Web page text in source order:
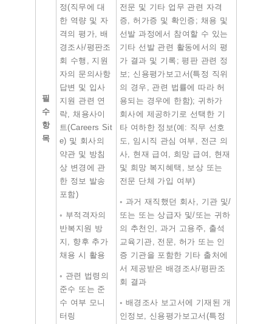
필
수
항
목
정(직무에 대
한 역량 및 자
격의 평가, 배
경조사/평판조
회 수행, 지원
자의 문의사항
답변 및 입사
지원 관련 연
락, 채용사이
트(Careers Sit
e) 및 회사의
약관 및 방침
상 변경에 관
한 정보 발송
포함)
◦ 부적격자의
반복지원 방
지, 향후 추가
채용 시 활용
◦ 관련 법령의
준수 또는 준
수 여부 모니
터링
전문 및 기타 업무 관련 자격
증, 허가증 및 확인증; 채용 및
선발 과정에서 참여할 수 있는
기타 선발 관련 활동에서의 평
가 결과 및 기록; 평판 관련 정
보; 신용평가보고서(특정 직위
의 경우, 관련 법률에 따라 허
용되는 경우에 한함); 귀하가
회사에 제공하기로 선택한 기
타 여하한 정보(예: 직무 선호
도, 임시직 관심 여부, 전근 의
사, 현재 급여, 희망 급여, 현재
및 희망 복지혜택, 보상 또는
전문 단체 가입 여부)
◦ 과거 재직했던 회사, 기관 및/
또는 또는 상급자 및/또는 귀하
의 추천인, 과거 고용주, 출석
교육기관, 전문, 허가 또는 인
증 기관을 포함한 기타 출처에
서 제공받은 배경조사/평판조
회 결과
◦ 배경조사 보고서에 기재된 개
인정보, 신용평가보고서(특정